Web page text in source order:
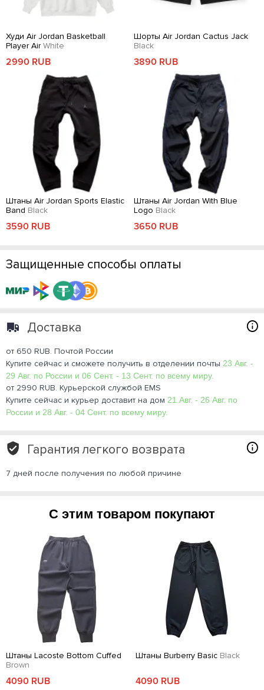
Худи Air Jordan Basketball
Player AirWhite
2990 RUB
Шорты Air Jordan Cactus Jack
Black
3890 RUB
Штаны Air Jordan Sports Elastic
Band Black
3590 RUB
Штаны Air Jordan With Blue
Logo Black
3650 RUB
Защищенные способы оплаты
Доставка
от 650 RUB. Почтой России
Купите сейчас и сможете получить в отделении почты 23 Авг. -
29 Авг. по России и 06 Сент. - 13 Сент. по всему миру.
от 2990 RUB. Курьерской службой EMS
Купите сейчас и курьер доставит на дом 21 Авг. - 26 Авг. по
России и 28 Авг. - 04 Сент. по всему миру.
Гарантия легкого возврата
7 дней после получения по любой причине
С этим товаром покупают
Штаны Lacoste Bottom Cuffed
Brown
4090 RUB
Штаны Burberry Basic Black
4090 RUB